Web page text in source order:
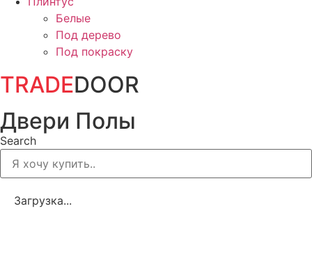
Белые
Под дерево
Под покраску
TRADEDOOR
Двери Полы
Search
Загрузка...